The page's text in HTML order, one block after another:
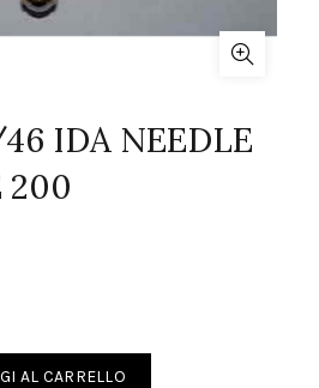
IDA NEEDLE
200
AL CARRELLO